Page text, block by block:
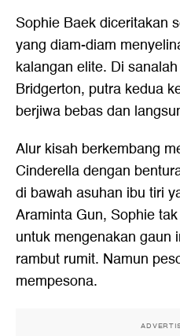
Sophie Baek diceritakan
yang diam-diam
kalangan elite. Di
Bridgerton, putra kedua
berjiwa bebas dan
Alur kisah berkembang
Cinderella dengan
di bawah asuhan ibu tiri
Araminta Gun, Sophie
untuk mengenakan gaun
rambut rumit. Namun
mempesona.